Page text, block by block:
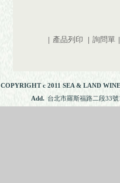
| 產品列印 | 詢問單 |
COPYRIGHT c 2011 SEA & LAND
Add. 台北市羅斯福路二段33號